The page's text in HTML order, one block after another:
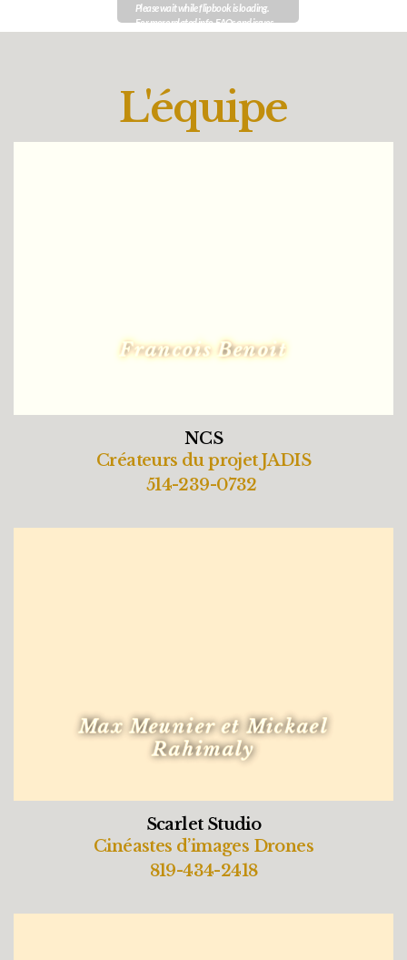
Please wait while flipbook is loading.
For more related info, FAQs and issues
Plugin Help
documentation.
L'équipe
Francois Benoit
NCS
Créateurs du projet JADIS
514-239-0732
Max Meunier et Mickael
Rahimaly
Scarlet Studio
Cinéastes d’images Drones
819-434-2418